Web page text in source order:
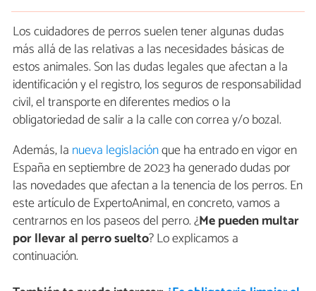
Los cuidadores de perros suelen tener algunas dudas
más allá de las relativas a las necesidades básicas de
estos animales. Son las dudas legales que afectan a la
identificación y el registro, los seguros de responsabilidad
civil, el transporte en diferentes medios o la
obligatoriedad de salir a la calle con correa y/o bozal.
Además, la nueva legislaciónque ha entrado en vigor en
España en septiembre de 2023 ha generado dudas por
las novedades que afectan a la tenencia de los perros. En
este artículo de ExpertoAnimal, en concreto, vamos a
centrarnos en los paseos del perro. ¿Me pueden multar
por llevar al perro suelto? Lo explicamos a
continuación.